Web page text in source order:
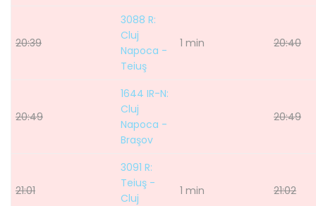
20:39
3088 R:
Cluj
Napoca -
Teiuş
1 min 20:40
20:49
1644 IR-N:
Cluj
Napoca -
Braşov
20:49
21:01
3091 R:
Teiuş -
Cluj
1 min 21:02